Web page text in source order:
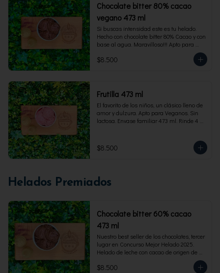
Chocolate bitter 80% cacao
vegano 473 ml
Si buscas intensidad este es tu helado.
Hecho con chocolate bitter 80% Cacao y con
base al agua. Maravilloso!!! Apto para
veganos. Envase familiar 473 ml, rinde 4
porciones
$8.500
Frutilla 473 ml
El favorito de los niños, un clásico lleno de
amor y dulzura. Apto para Veganos. Sin
lactosa. Envase familiar 473 ml. Rinde 4
$8.500
Helados Premiados
Chocolate bitter 60% cacao
473 ml
Nuestro best seller de los chocolates, tercer
lugar en Concurso Mejor Helado 2025.
Helado de leche con cacao de origen de
intensidad al 60%. Envase familiar 473 ml,
rinde 4  porciones.
$8.500